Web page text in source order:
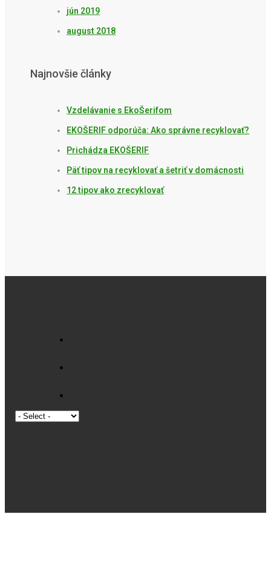
jún 2019
august 2018
Najnovšie články
Vzdelávanie s EkoŠerifom
EKOŠERIF odporúča: Ako správne recyklovať?
Prichádza EKOŠERIF
Päť tipov na recyklovať a šetriť v domácnosti
12 tipov ako zrecyklovať